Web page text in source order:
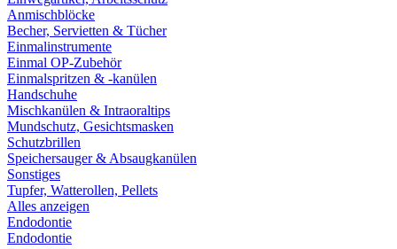
Anmischblöcke
Becher, Servietten & Tücher
Einmalinstrumente
Einmal OP-Zubehör
Einmalspritzen & -kanülen
Handschuhe
Mischkanülen & Intraoraltips
Mundschutz, Gesichtsmasken
Schutzbrillen
Speichersauger & Absaugkanülen
Sonstiges
Tupfer, Watterollen, Pellets
Alles anzeigen
Endodontie
Endodontie